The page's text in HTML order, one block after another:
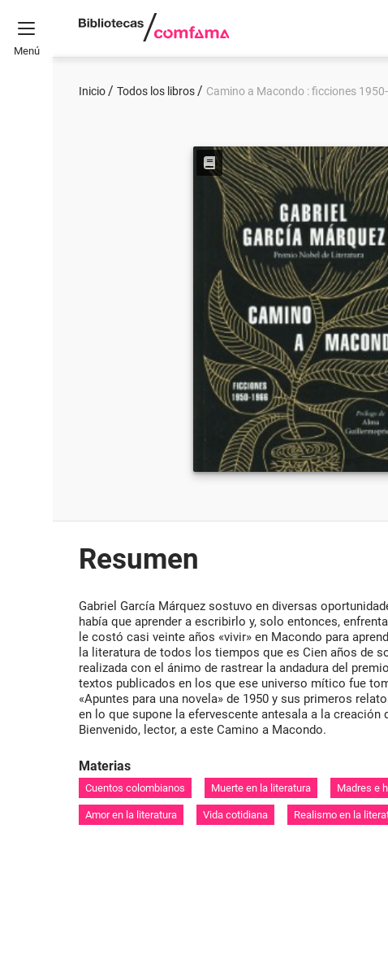
Menú
Inicio Todos los libros Camino a Macondo : ficciones
Resumen
Gabriel García Márquez sostuvo en diversas
había que aprender a escribirlo y, solo entonces,
le costó casi veinte años «vivir» en Macondo para
la literatura de todos los tiempos que es Cien años de
realizada con el ánimo de rastrear la andadura del
textos publicados en los que ese universo mítico fue
«Apuntes para una novela» de 1950 y sus primeros
en lo que supone la efervescente antesala a la creación
Bienvenido, lector, a este Camino a Macondo.
Materias
Cuentos colombianos Muerte en la literatura Madres e
Amor en la literatura Vida cotidiana Realismo en la